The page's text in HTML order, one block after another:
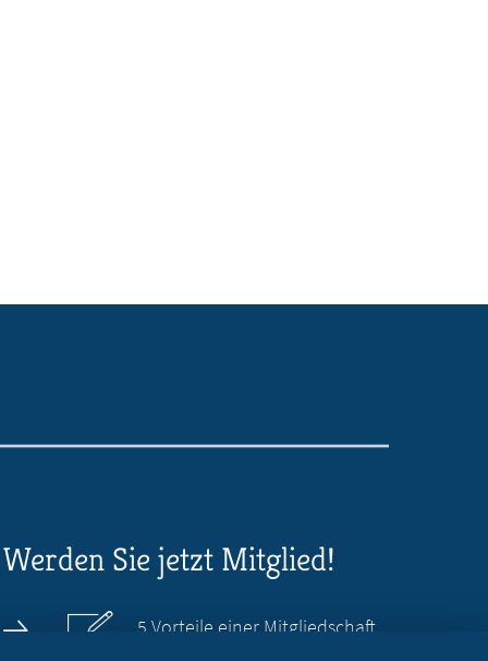
Werden Sie jetzt Mitglied!
5 Vorteile einer Mitgliedschaft